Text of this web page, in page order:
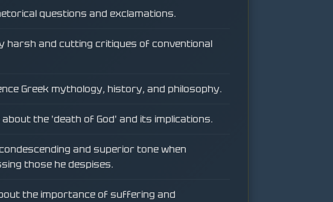
questions and exclamations.
harsh and cutting critiques of conventional
Greek mythology, history, and philosophy.
about the 'death of God' and its implications.
and superior tone when
those he despises.
the importance of suffering and